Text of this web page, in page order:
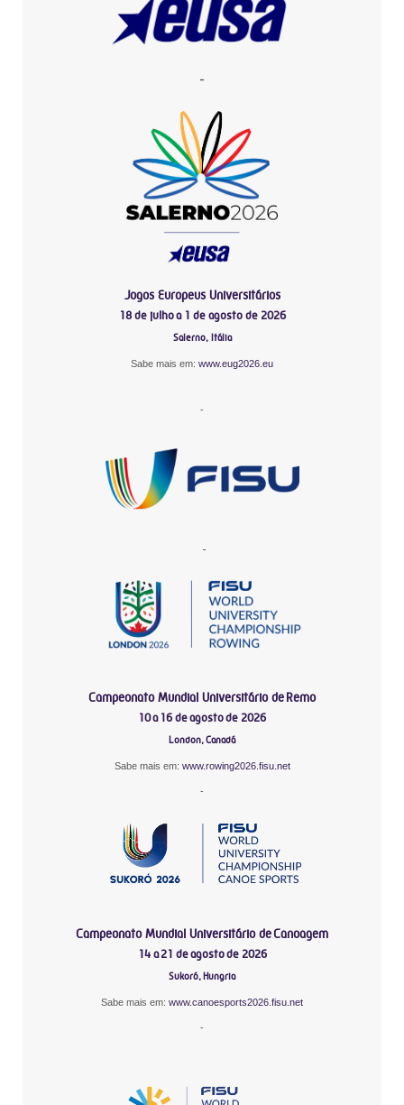
-
Jogos Europeus Universitários
18 de julho a 1 de agosto de 2026
Salerno, Itália
Sabe mais em: www.eug2026.eu
-
-
Campeonato Mundial Universitário de Remo
10 a 16 de agosto de 2026
London, Canadá
Sabe mais em: www.rowing2026.fisu.net
-
Campeonato Mundial Universitário de Canoagem
14 a 21 de agosto de 2026
Sukoró, Hungria
Sabe mais em: www.canoesports2026.fisu.net
-